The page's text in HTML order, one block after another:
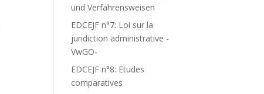
und Verfahrensweisen
EDCEJF n°7: Loi sur la
juridiction administrative -
VwGO-
EDCEJF n°8: Etudes
comparatives